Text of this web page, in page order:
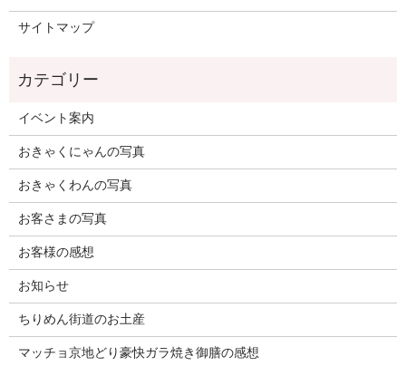
サイトマップ
イベント案内
おきゃくにゃんの写真
おきゃくわんの写真
お客さまの写真
お客様の感想
お知らせ
ちりめん街道のお土産
マッチョ京地どり豪快ガラ焼き御膳の感想